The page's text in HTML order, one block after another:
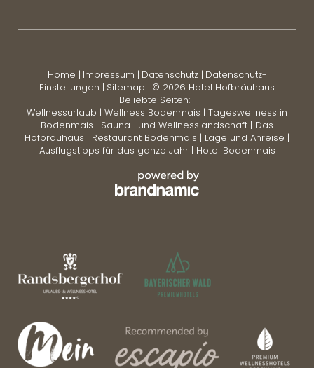
Home | Impressum | Datenschutz | Datenschutz-
Einstellungen | Sitemap | © 2026 Hotel Hofbräuhaus
Beliebte Seiten:
Wellnessurlaub | Wellness Bodenmais | Tageswellness in
Bodenmais | Sauna- und Wellnesslandschaft | Das
Hofbräuhaus | Restaurant Bodenmais | Lage und Anreise |
Ausflugstipps für das ganze Jahr | Hotel Bodenmais